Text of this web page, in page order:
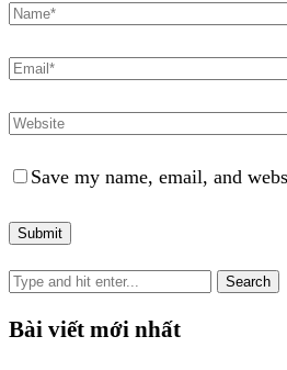
Save my name, email, and
Bài viết mới nhất